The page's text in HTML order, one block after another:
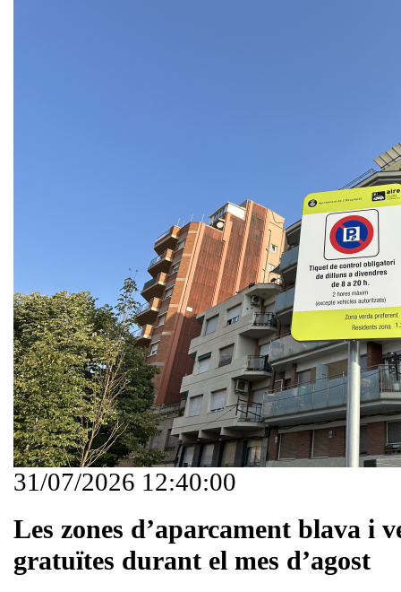
31/07/2026 12:40:00
Les zones d’aparcament blava i
gratuïtes durant el mes d’agost